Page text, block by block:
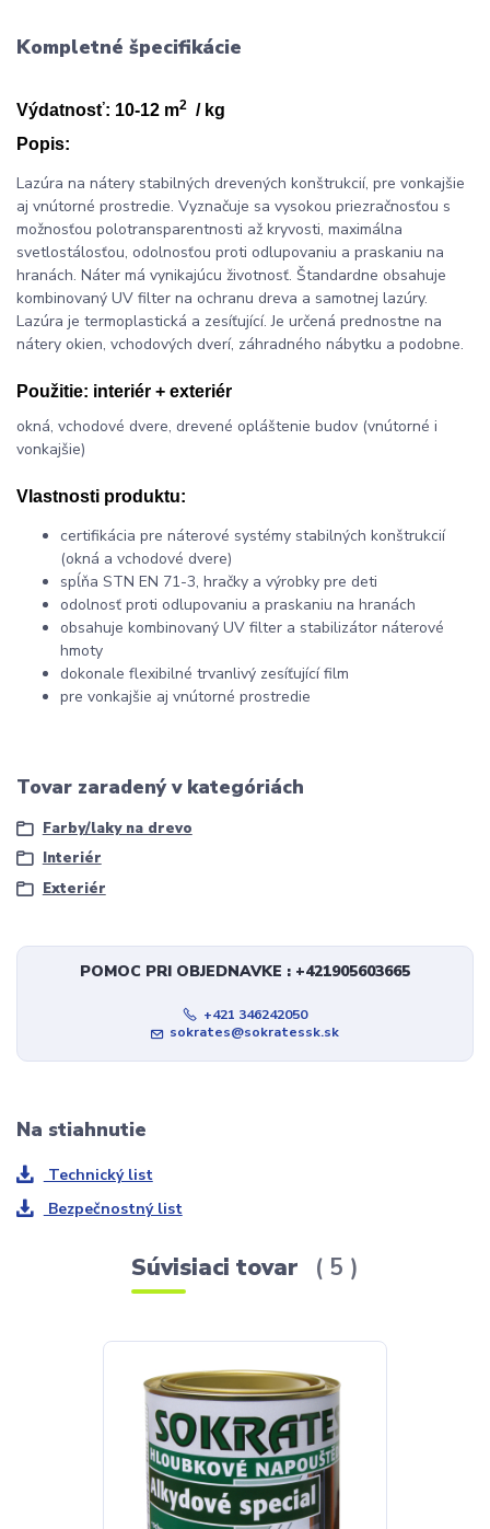
Kompletné špecifikácie
Výdatnosť: 10-12 m2 / kg
Popis:
Lazúra na nátery stabilných drevených konštrukcií, pre vonkajšie
aj vnútorné prostredie. Vyznačuje sa vysokou priezračnosťou s
možnosťou polotransparentnosti až kryvosti, maximálna
svetlostálosťou, odolnosťou proti odlupovaniu a praskaniu na
hranách. Náter má vynikajúcu životnosť. Štandardne obsahuje
kombinovaný UV filter na ochranu dreva a samotnej lazúry.
Lazúra je termoplastická a zesíťující. Je určená prednostne na
nátery okien, vchodových dverí, záhradného nábytku a podobne.
Použitie: interiér + exteriér
okná, vchodové dvere, drevené opláštenie budov (vnútorné i
vonkajšie)
Vlastnosti produktu:
certifikácia pre náterové systémy stabilných konštrukcií
(okná a vchodové dvere)
spĺňa STN EN 71-3, hračky a výrobky pre deti
odolnosť proti odlupovaniu a praskaniu na hranách
obsahuje kombinovaný UV filter a stabilizátor náterové
hmoty
dokonale flexibilné trvanlivý zesíťující film
pre vonkajšie aj vnútorné prostredie
Tovar zaradený v kategóriách
Farby/laky na drevo
Interiér
Exteriér
POMOC PRI OBJEDNAVKE : +421905603665
+421 346242050
sokrates@sokratessk.sk
Na stiahnutie
Technický list
Bezpečnostný list
Súvisiaci tovar 5